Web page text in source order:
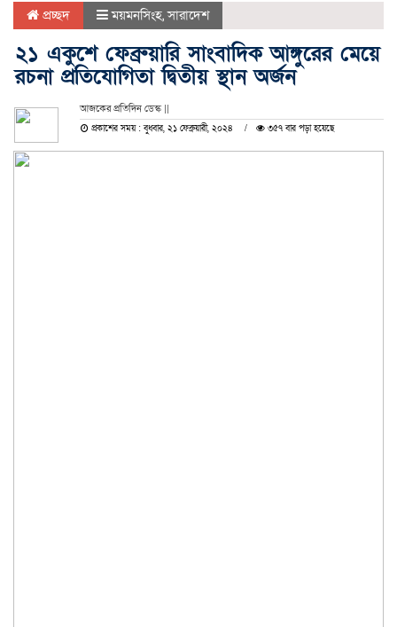
প্রচ্ছদ ময়মনসিংহ,সারাদেশ
২১ একুশে ফেব্রুয়ারি সাংবাদিক আঙ্গুরের মেয়ে
রচনা প্রতিযোগিতা দ্বিতীয় স্থান অর্জন
আজকের প্রতিদিন ডেস্ক ||
প্রকাশের সময় : বুধবার, ২১ ফেব্রুয়ারী, ২০২৪ ৩৫৭ বার পড়া হয়েছে